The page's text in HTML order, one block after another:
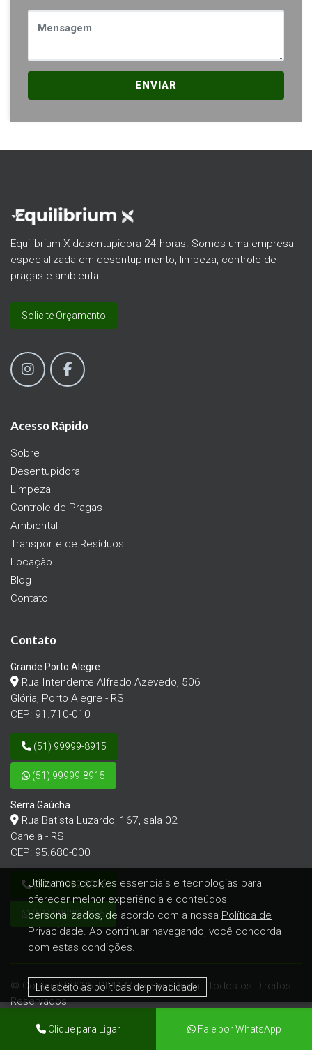
ENVIAR
Equilibrium-X desentupidora 24 horas. Somos uma empresa
especializada em desentupimento, limpeza, controle de
pragas e ambiental.
Solicite Orçamento
Acesso Rápido
Sobre
Desentupidora
Limpeza
Controle de Pragas
Ambiental
Transporte de Resíduos
Locação
Blog
Contato
Contato
Grande Porto Alegre
Rua Intendente Alfredo Azevedo, 506
Glória, Porto Alegre - RS
CEP: 91.710-010
(51) 99999-8915
(51) 99999-8915
Serra Gaúcha
Rua Batista Luzardo, 167, sala 02
Canela - RS
CEP: 95.680-000
(51) 99999-8915
(51) 99999-8915
© Copyright 2026. DIVIA Marketing Digital. Todos os Direitos
Reservados
Clique para Ligar Fale por WhatsApp
Utilizamos cookies essenciais e tecnologias para
oferecer melhor experiência e conteúdos
personalizados, de acordo com a nossa Política de
Privacidade. Ao continuar navegando, você concorda
com estas condições.
Li e aceito as políticas de privacidade.